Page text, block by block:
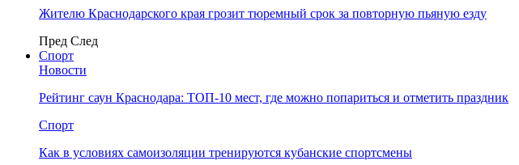
Жителю Краснодарского края грозит тюремный срок за повторную пьяную езду
Пред След
Спорт
Новости
Рейтинг саун Краснодара: ТОП-10 мест, где можно попариться и отметить праздник
Спорт
Как в условиях самоизоляции тренируются кубанские спортсмены